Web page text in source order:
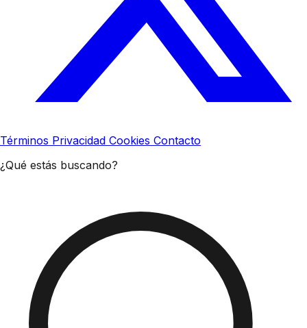
Términos Privacidad Cookies Contacto
¿Qué estás buscando?